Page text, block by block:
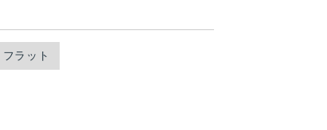
フラット